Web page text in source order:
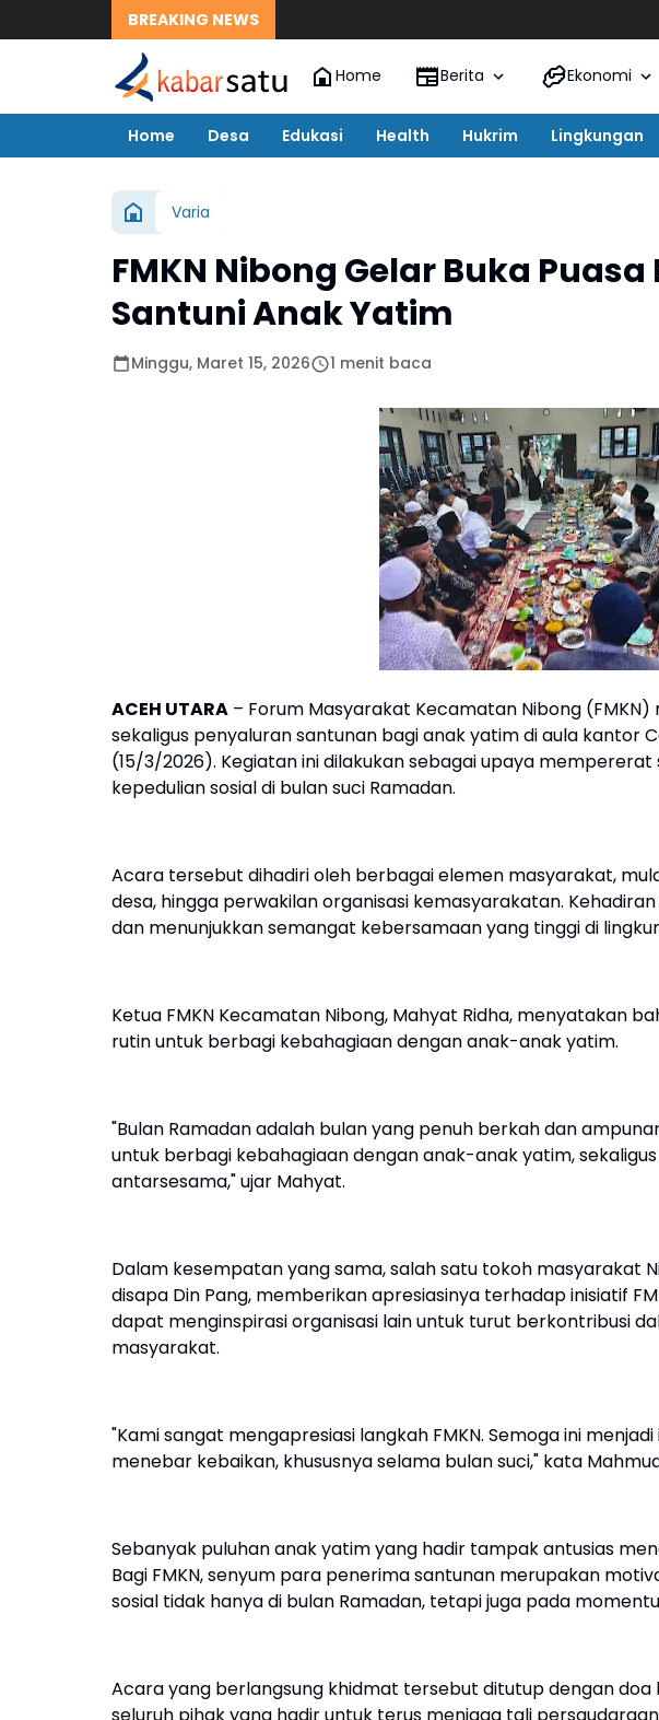
BREAKING NEWS
Home Berita Ekonomi
Home Desa Edukasi Health Hukrim Lingkungan
Varia
FMKN Nibong Gelar Buka
Santuni Anak Yatim
Minggu, Maret 15, 2026 1 menit baca
ACEH UTARA – Forum Masyarakat Kecamatan Nibong
sekaligus penyaluran santunan bagi anak yatim di aula kantor
(15/3/2026). Kegiatan ini dilakukan sebagai upaya
kepedulian sosial di bulan suci Ramadan.
​Acara tersebut dihadiri oleh berbagai elemen masyarakat,
desa, hingga perwakilan organisasi kemasyarakatan.
dan menunjukkan semangat kebersamaan yang tinggi di
​Ketua FMKN Kecamatan Nibong, Mahyat Ridha, menyatakan
rutin untuk berbagi kebahagiaan dengan anak-anak yatim.
​"Bulan Ramadan adalah bulan yang penuh berkah dan
untuk berbagi kebahagiaan dengan anak-anak yatim,
antarsesama," ujar Mahyat.
​Dalam kesempatan yang sama, salah satu tokoh masyarakat
disapa Din Pang, memberikan apresiasinya terhadap inisiatif
dapat menginspirasi organisasi lain untuk turut berkontribusi
masyarakat.
​"Kami sangat mengapresiasi langkah FMKN. Semoga ini
menebar kebaikan, khususnya selama bulan suci," kata
​Sebanyak puluhan anak yatim yang hadir tampak antusias
Bagi FMKN, senyum para penerima santunan merupakan
sosial tidak hanya di bulan Ramadan, tetapi juga pada
​Acara yang berlangsung khidmat tersebut ditutup dengan